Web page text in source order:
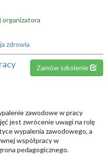
organizatora
zdrowia
Zamów szkolenie
zawodowe w pracy
jest zwrócenie uwagi na rolę
wypalenia zawodowego, a
współpracy w
pedagogicznego.